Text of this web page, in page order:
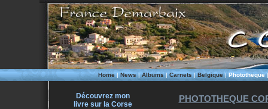
Home|News|Albums|Carnets|Belgique|Phototheque
Découvrez mon
livre sur la Corse
PHOTOTHEQUE